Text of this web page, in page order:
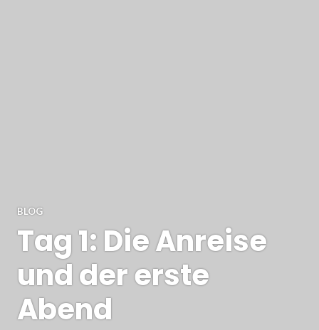
BLOG
Tag 1: Die Anreise
und der erste
Abend